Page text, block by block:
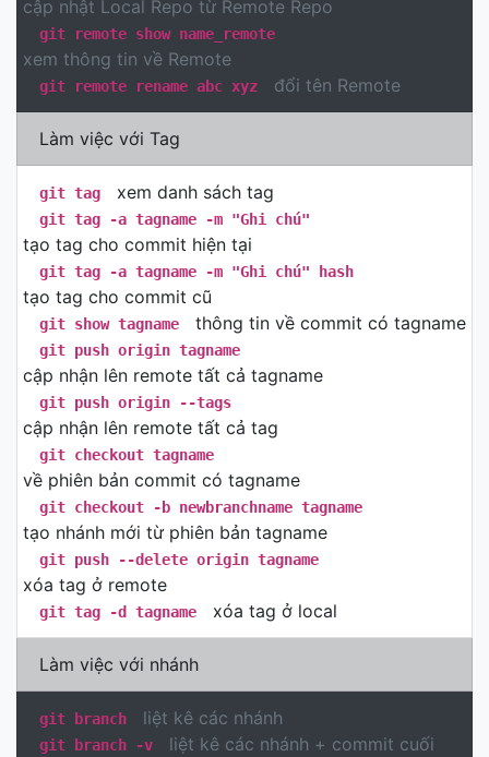
cập nhật Local Repo từ Remote Repo
git remote show name_remote
xem thông tin về Remote
git remote rename abc xyz đổi tên Remote
Làm việc với Tag
git tag xem danh sách tag
git tag -a tagname -m "Ghi chú"
tạo tag cho commit hiện tại
git tag -a tagname -m "Ghi chú" hash
tạo tag cho commit cũ
git show tagname thông tin về commit có tagname
git push origin tagname
cập nhận lên remote tất cả tagname
git push origin --tags
cập nhận lên remote tất cả tag
git checkout tagname
về phiên bản commit có tagname
git checkout -b newbranchname tagname
tạo nhánh mới từ phiên bản tagname
git push --delete origin tagname
xóa tag ở remote
git tag -d tagname xóa tag ở local
Làm việc với nhánh
git branch liệt kê các nhánh
git branch -v liệt kê các nhánh + commit cuối